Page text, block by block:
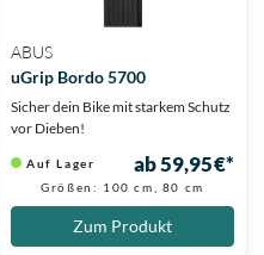
ABUS
uGrip Bordo 5700
Sicher dein Bike mit starkem Schutz
vor Dieben!
Auf Lager ab 59,95 €*
Größen: 100 cm, 80 cm
Zum Produkt